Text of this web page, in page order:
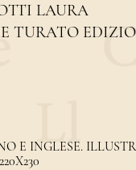
LAURA
TURATO
E INGLESE.